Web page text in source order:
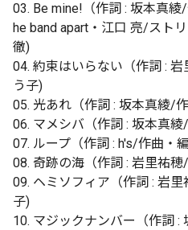
03. Be mine!（作詞 : 坂本真
he band apart・江口 亮/スト
徹)
04. 約束はいらない（作詞 :
う子)
05. 光あれ（作詞 : 坂本真綾/
06. マメシバ（作詞 : 坂本真
07. ループ（作詞 : h's/作曲・
08. 奇跡の海（作詞 : 岩里祐
09. ヘミソフィア（作詞 : 岩
子)
10. マジックナンバー（作詞 :